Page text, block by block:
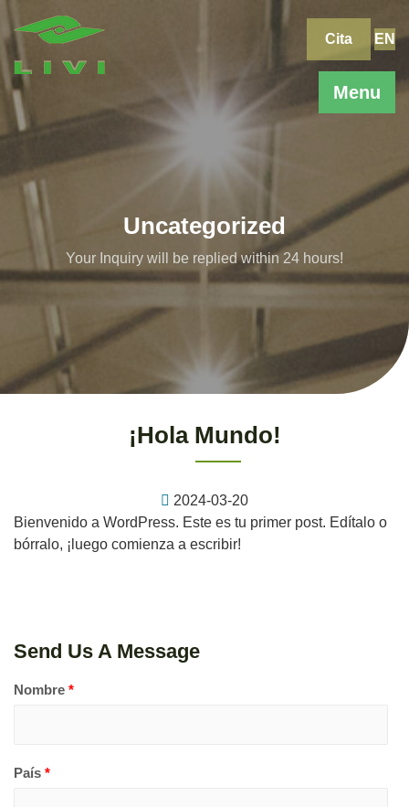
Menu
Cita EN
Uncategorized
Your Inquiry will be replied within 24 hours!
¡Hola Mundo!
2024-03-20
Bienvenido a WordPress. Este es tu primer post. Edítalo o
bórralo, ¡luego comienza a escribir!
Send Us A Message
Nombre *
País *